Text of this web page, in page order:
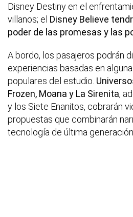
Disney Destiny en el
villanos; el Disney Believe
poder de las promesas y las
A bordo, los pasajeros podrán
experiencias basadas en
populares del estudio.
Frozen, Moana y La Sirenita,
y los Siete Enanitos, cobrarán
propuestas que combinarán
tecnología de última generación.